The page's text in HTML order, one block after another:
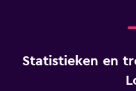
Statistieken en